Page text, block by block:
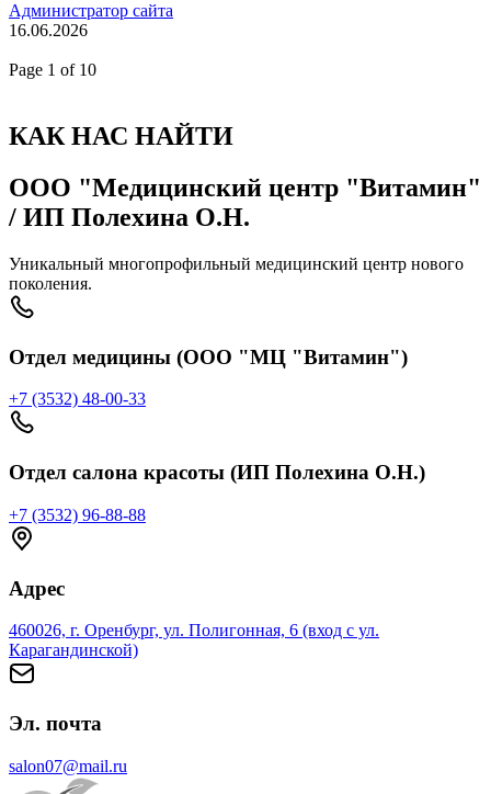
Администратор сайта
16.06.2026
Page 1 of 10
КАК НАС НАЙТИ
ООО "Медицинский центр "Витамин"
/ ИП Полехина О.Н.
Уникальный многопрофильный медицинский центр нового
поколения.
Отдел медицины (ООО "МЦ "Витамин")
+7 (3532) 48-00-33
Отдел салона красоты (ИП Полехина О.Н.)
+7 (3532) 96-88-88
Адрес
460026, г. Оренбург, ул. Полигонная, 6 (вход с ул.
Карагандинской)
Эл. почта
salon07@mail.ru